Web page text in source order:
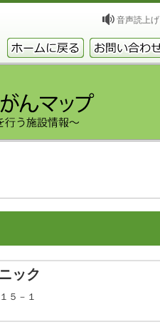
音声読上げ
ック
５－１